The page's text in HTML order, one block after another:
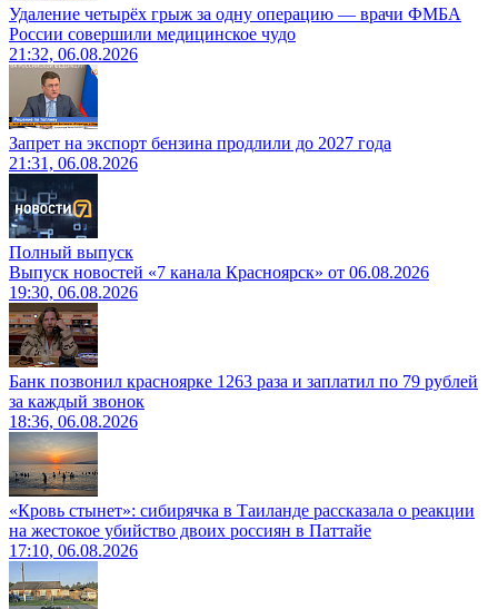
Удаление четырёх грыж за одну операцию — врачи ФМБА
России совершили медицинское чудо
21:32, 06.08.2026
Запрет на экспорт бензина продлили до 2027 года
21:31, 06.08.2026
Полный выпуск
Выпуск новостей «7 канала Красноярск» от 06.08.2026
19:30, 06.08.2026
Банк позвонил красноярке 1263 раза и заплатил по 79 рублей
за каждый звонок
18:36, 06.08.2026
«Кровь стынет»: сибирячка в Таиланде рассказала о реакции
на жестокое убийство двоих россиян в Паттайе
17:10, 06.08.2026